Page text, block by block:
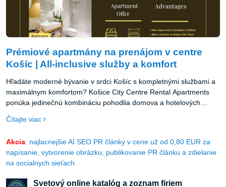
Prémiové apartmány na prenájom v centre
Košíc | All-inclusive služby a komfort
Hľadáte moderné bývanie v srdci Košíc s kompletnými službami a
maximálnym komfortom? Košice City Centre Rental Apartments
ponúka jedinečnú kombináciu pohodlia domova a hotelových
Čítajte viac
Akcia: najlacnejšie AI SEO PR články v cene už od 0,80 EUR za
napísanie, vytvorenie obrázku, publikovanie PR článku a zdielanie
na socialnych sieťach
Svetový online katalóg a zoznam firiem